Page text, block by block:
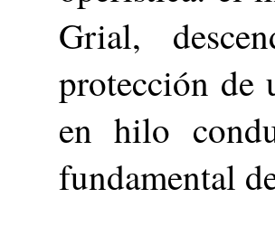
Grial,
protección de
en hilo
fundamental